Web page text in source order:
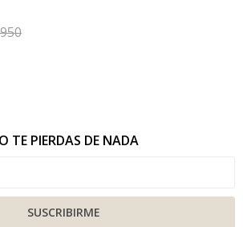
TE PIERDAS DE NADA
SUSCRIBIRME